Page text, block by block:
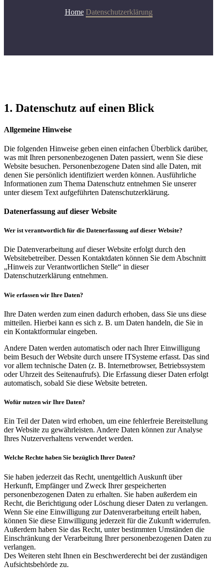
Home Datenschutzerklärung
1. Datenschutz auf einen Blick
Allgemeine Hinweise
Die folgenden Hinweise geben einen einfachen Überblick darüber,
was mit Ihren personenbezogenen Daten passiert, wenn Sie diese
Website besuchen. Personenbezogene Daten sind alle Daten, mit
denen Sie persönlich identifiziert werden können. Ausführliche
Informationen zum Thema Datenschutz entnehmen Sie unserer
unter diesem Text aufgeführten Datenschutzerklärung.
Datenerfassung auf dieser Website
Wer ist verantwortlich für die Datenerfassung auf dieser Website?
Die Datenverarbeitung auf dieser Website erfolgt durch den
Websitebetreiber. Dessen Kontaktdaten können Sie dem Abschnitt
„Hinweis zur Verantwortlichen Stelle“ in dieser
Datenschutzerklärung entnehmen.
Wie erfassen wir Ihre Daten?
Ihre Daten werden zum einen dadurch erhoben, dass Sie uns diese
mitteilen. Hierbei kann es sich z. B. um Daten handeln, die Sie in
ein Kontaktformular eingeben.
Andere Daten werden automatisch oder nach Ihrer Einwilligung
beim Besuch der Website durch unsere ITSysteme erfasst. Das sind
vor allem technische Daten (z. B. Internetbrowser, Betriebssystem
oder Uhrzeit des Seitenaufrufs). Die Erfassung dieser Daten erfolgt
automatisch, sobald Sie diese Website betreten.
Wofür nutzen wir Ihre Daten?
Ein Teil der Daten wird erhoben, um eine fehlerfreie Bereitstellung
der Website zu gewährleisten. Andere Daten können zur Analyse
Ihres Nutzerverhaltens verwendet werden.
Welche Rechte haben Sie bezüglich Ihrer Daten?
Sie haben jederzeit das Recht, unentgeltlich Auskunft über
Herkunft, Empfänger und Zweck Ihrer gespeicherten
personenbezogenen Daten zu erhalten. Sie haben außerdem ein
Recht, die Berichtigung oder Löschung dieser Daten zu verlangen.
Wenn Sie eine Einwilligung zur Datenverarbeitung erteilt haben,
können Sie diese Einwilligung jederzeit für die Zukunft widerrufen.
Außerdem haben Sie das Recht, unter bestimmten Umständen die
Einschränkung der Verarbeitung Ihrer personenbezogenen Daten zu
verlangen.
Des Weiteren steht Ihnen ein Beschwerderecht bei der zuständigen
Aufsichtsbehörde zu.